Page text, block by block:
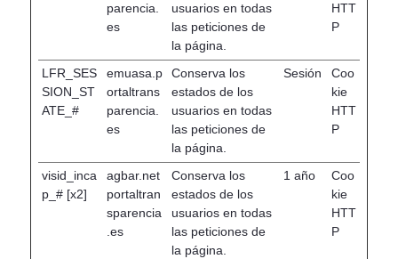
parencia.
es
usuarios en todas
las peticiones de
la página.
HTT
P
LFR_SES
SION_ST
ATE_#
emuasa.p
ortaltrans
parencia.
es
Conserva los
estados de los
usuarios en todas
las peticiones de
la página.
Sesión
Coo
kie
HTT
P
visid_inca
p_# [x2]
agbar.net
portaltran
sparencia
.es
Conserva los
estados de los
usuarios en todas
las peticiones de
la página.
1 año
Coo
kie
HTT
P